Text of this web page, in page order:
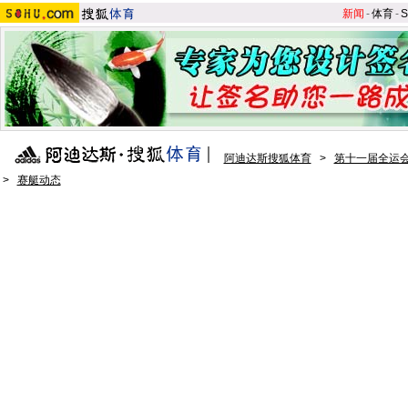
新闻 -体育-S
阿迪达斯搜狐体育 >
第十一届全运
>
赛艇动态